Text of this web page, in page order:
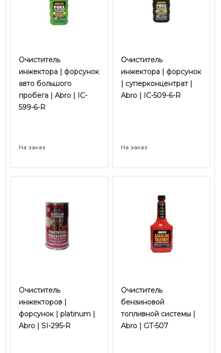
Очиститель
инжектора | форсунок
авто большого
пробега | Abro | IC-
599-6-R
На заказ
Очиститель
инжектора | форcунок
| суперконцентрат |
Abro | IC-509-6-R
На заказ
Очиститель
инжекторов |
форсунок | platinum |
Abro | SI-295-R
Очиститель
бензиновой
топливной системы |
Abro | GT-507